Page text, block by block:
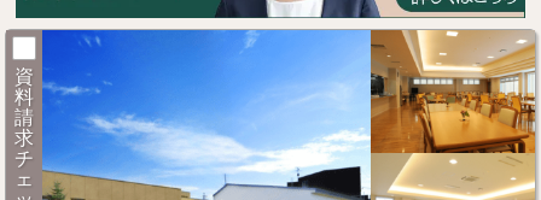
資
料
請
求
チ
ェ